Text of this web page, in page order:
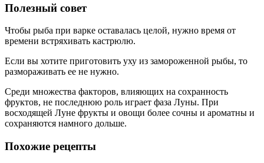
Полезный совет
Чтобы рыба при варке оставалась целой, нужно время от
времени встряхивать кастрюлю.
Если вы хотите приготовить уху из замороженной рыбы, то
размораживать ее не нужно.
Среди множества факторов, влияющих на сохранность
фруктов, не последнюю роль играет фаза Луны. При
восходящей Луне фрукты и овощи более сочны и ароматны и
сохраняются намного дольше.
Похожие рецепты